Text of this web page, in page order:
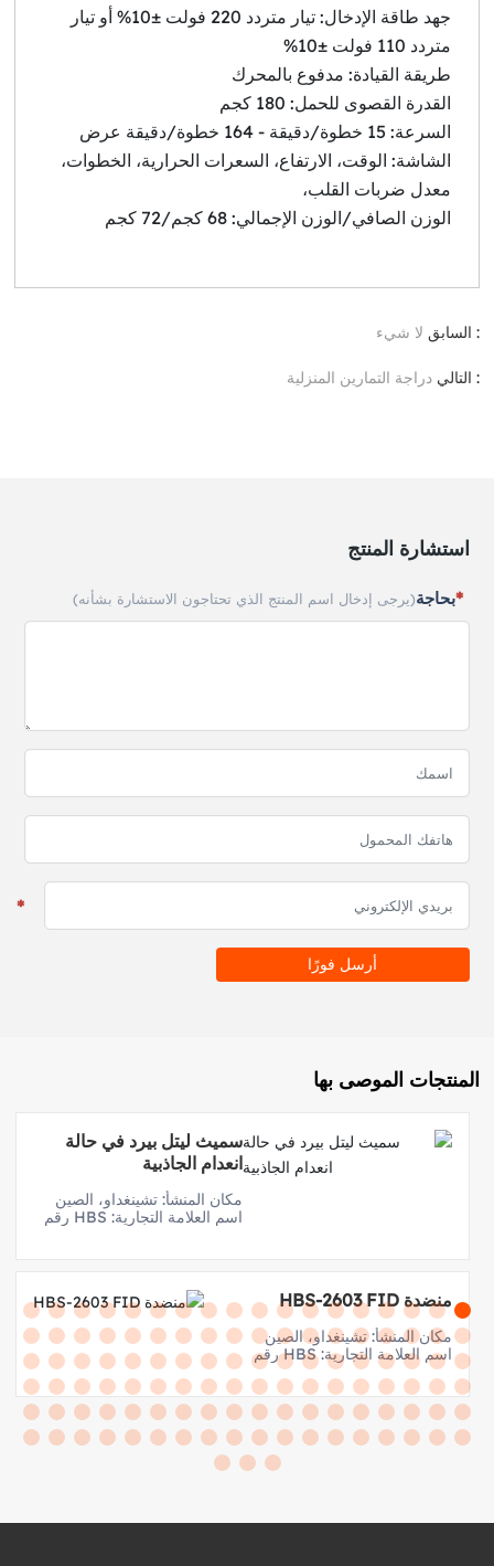
جهد طاقة الإدخال: تيار متردد 220 فولت ±10% أو تيار
متردد 110 فولت ±10%
طريقة القيادة: مدفوع بالمحرك
القدرة القصوى للحمل: 180 كجم
السرعة: 15 خطوة/دقيقة - 164 خطوة/دقيقة عرض
الشاشة: الوقت، الارتفاع، السعرات الحرارية، الخطوات،
معدل ضربات القلب،
الوزن الصافي/الوزن الإجمالي: 68 كجم/72 كجم
: السابق لا شيء
: التالي دراجة التمارين المنزلية
استشارة المنتج
بحاجة(يرجى إدخال اسم المنتج الذي تحتاجون الاستشارة بشأنه)
أرسل فورًا
المنتجات الموصى بها
سميث ليتل بيرد في حالة
انعدام الجاذبية
مكان المنشأ: تشينغداو، الصين
اسم العلامة التجارية: HBS رقم
منضدة HBS-2603 FID
مكان المنشأ: تشينغداو، الصين
اسم العلامة التجارية: HBS رقم
الموديل: HBS-2603 FID
Bench